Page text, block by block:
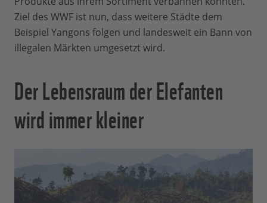
Ziel des WWF ist nun, dass weitere Städte dem
Beispiel Yangons folgen und landesweit ein Bann von
illegalen Märkten umgesetzt wird.
Der Lebensraum der Elefanten
wird immer kleiner